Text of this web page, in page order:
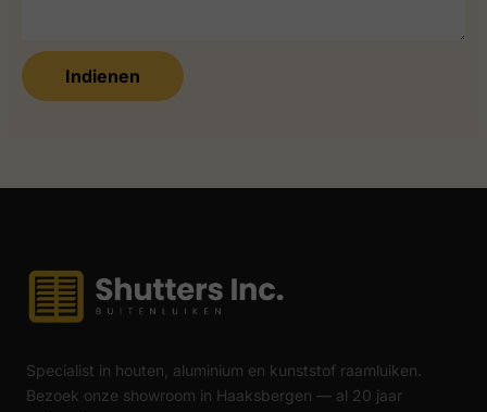
Indienen
Specialist in houten, aluminium en kunststof raamluiken.
Bezoek onze showroom in Haaksbergen — al 20 jaar